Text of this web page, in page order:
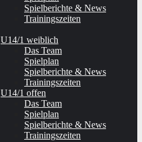
Spielberichte & News
Trainingszeiten
U14/1 weiblich
Das Team
Spielplan
Spielberichte & News
Trainingszeiten
U14/1 offen
Das Team
Spielplan
Spielberichte & News
Trainingszeiten